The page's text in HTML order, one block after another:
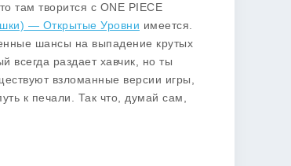
там творится с ONE PIECE
— Открытые Уровни имеется.
шансы на выпадение крутых
всегда раздает хавчик, но ты
взломанные версии игры,
к печали. Так что, думай сам,